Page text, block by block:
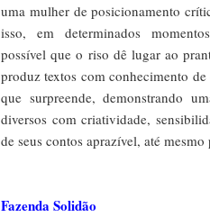
uma mulher de posicionamento
isso, em determinados
possível que o riso dê lugar ao
produz textos com conhecimento
que surpreende, demonstrando
diversos com criatividade,
de seus contos aprazível, até
Fazenda Solidão